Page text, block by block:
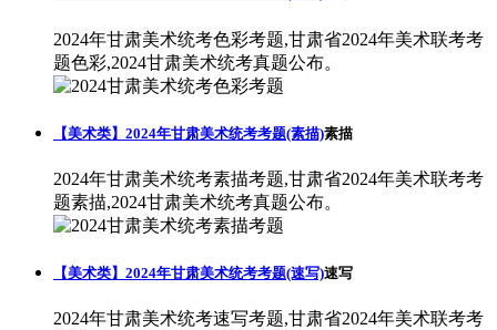
2024年甘肃美术统考色彩考题,甘肃省2024年美术联考考
题色彩,2024甘肃美术统考真题公布。
【美术类】2024年甘肃美术统考考题(素描)素描
2024年甘肃美术统考素描考题,甘肃省2024年美术联考考
题素描,2024甘肃美术统考真题公布。
【美术类】2024年甘肃美术统考考题(速写)速写
2024年甘肃美术统考速写考题,甘肃省2024年美术联考考